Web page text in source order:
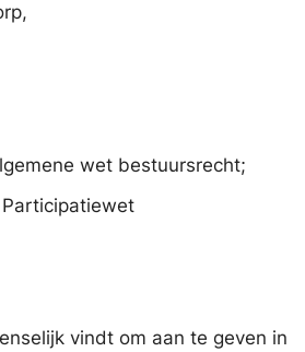
wet bestuursrecht;
vindt om aan te geven in